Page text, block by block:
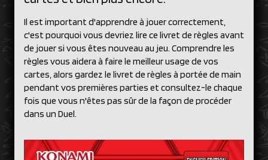
Il est important d'apprendre à jouer correctement,
c'est pourquoi vous devriez lire ce livret de règles avant
de jouer si vous êtes nouveau au jeu. Comprendre les
règles vous aidera à faire le meilleur usage de vos
cartes, alors gardez le livret de règles à portée de main
pendant vos premières parties et consultez-le chaque
fois que vous n'êtes pas sûr de la façon de procéder
dans un Duel.